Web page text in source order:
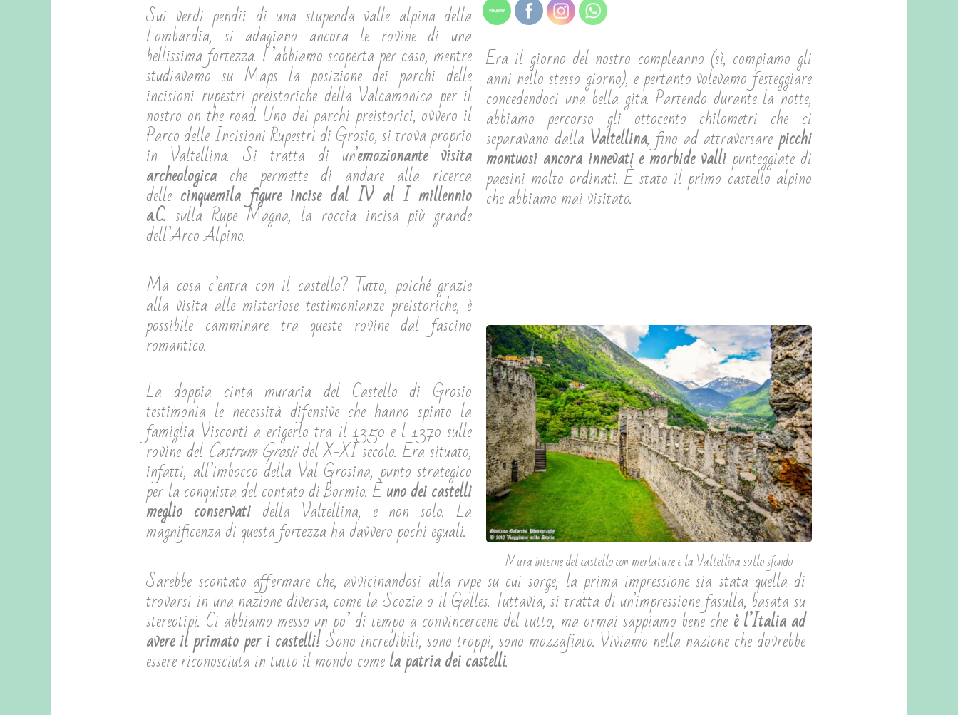
Sui verdi pendii di una stupenda valle alpina della
Lombardia, si adagiano ancora le rovine di una
bellissima fortezza. L’abbiamo scoperta per caso, mentre
studiavamo su Maps la posizione dei parchi delle
incisioni rupestri preistoriche della Valcamonica per il
nostro on the road. Uno dei parchi preistorici, ovvero il
Parco delle Incisioni Rupestri di Grosio, si trova proprio
in Valtellina. Si tratta di un’emozionante visita
archeologica che permette di andare alla ricerca
delle cinquemila figure incise dal IV al I millennio
a.C. sulla Rupe Magna, la roccia incisa più grande
dell’Arco Alpino.
Ma cosa c’entra con il castello? Tutto, poiché grazie
alla visita alle misteriose testimonianze preistoriche, è
possibile camminare tra queste rovine dal fascino
romantico.
Era il giorno del nostro compleanno (sì, compiamo gli
anni nello stesso giorno), e pertanto volevamo festeggiare
concedendoci una bella gita. Partendo durante la notte,
abbiamo percorso gli ottocento chilometri che ci
separavano dalla Valtellina, fino ad attraversarepicchi
montuosi ancora innevati e morbide vallipunteggiate di
paesini molto ordinati. È stato il primo castello alpino
che abbiamo mai visitato.
La doppia cinta muraria del Castello di Grosio
testimonia le necessità difensive che hanno spinto la
famiglia Visconti a erigerlo tra il 1350 e l 1370 sulle
rovine del Castrum Grosiidel X-XI secolo. Era situato,
infatti, all’imbocco della Val Grosina, punto strategico
per la conquista del contato di Bormio. Èuno dei castelli
meglio conservati della Valtellina, e non solo. La
magnificenza di questa fortezza ha davvero pochi eguali.
Sarebbe scontato affermare che, avvicinandosi alla rupe su cui sorge, la prima impressione sia stata quella di
trovarsi in una nazione diversa, come la Scozia o il Galles. Tuttavia, si tratta di un’impressione fasulla, basata su
stereotipi. Ci abbiamo messo un po’ di tempo a convincercene del tutto, ma ormai sappiamo bene che è l’Italia ad
avere il primato per i castelli!Sono incredibili, sono troppi, sono mozzafiato. Viviamo nella nazione che dovrebbe
essere riconosciuta in tutto il mondo comela patria dei castelli.
Mura interne del castello con merlature e la Valtellina sullo sfondo